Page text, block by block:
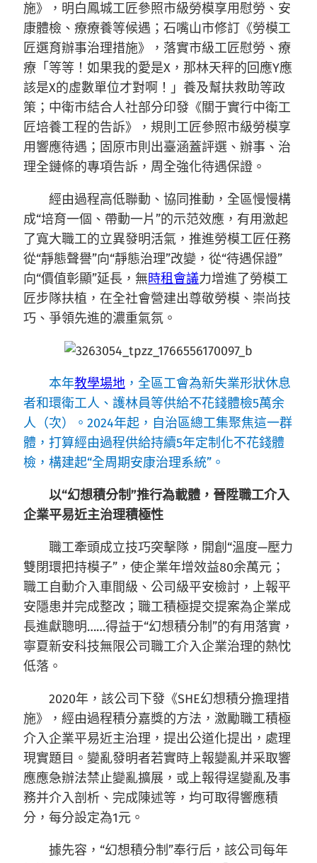
施》，明白鳳城工匠參照市級勞模享用慰勞、安
康體檢、療療養等候遇；石嘴山市修訂《勞模工
匠選育辦事治理措施》，落實市級工匠慰勞、療
療「等等！如果我的愛是X，那林天秤的回應Y應
該是X的虛數單位才對啊！」養及幫扶救助等政
策；中衛市結合人社部分印發《關于實行中衛工
匠培養工程的告訴》，規則工匠參照市級勞模享
用響應待遇；固原市則出臺涵蓋評選、辦事、治
理全鏈條的專項告訴，周全強化待遇保證。
經由過程高低聯動、協同推動，全區慢慢構
成“培育一個、帶動一片”的示范效應，有用激起
了寬大職工的立異發明活氣，推進勞模工匠任務
從“靜態聲譽”向“靜態治理”改變，從“待遇保證”
向“價值彰顯”延長，無時租會議力增進了勞模工
匠步隊扶植，在全社會營建出尊敬勞模、崇尚技
巧、爭領先進的濃重氣氛。
本年教學場地 ，全區工會為新失業形狀休息
者和環衛工人、護林員等供給不花錢體檢5萬余
人（次）。2024年起，自治區總工集聚焦這一群
體，打算經由過程供給持續5年定制化不花錢體
檢，構建起“全周期安康治理系統”。
以“幻想積分制”推行為載體，晉陞職工介入
企業平易近主治理積極性
職工牽頭成立技巧突擊隊，開創“溫度—壓力
雙閉環把持模子”，使企業年增效益80余萬元；
職工自動介入車間級、公司級平安檢討，上報平
安隱患并完成整改；職工積極提交提案為企業成
長進獻聰明……得益于“幻想積分制”的有用落實，
寧夏新安科技無限公司職工介入企業治理的熱忱
低落。
2020年，該公司下發《SHE幻想積分擔理措
施》，經由過程積分嘉獎的方法，激勵職工積極
介入企業平易近主治理，提出公道化提出，處理
現實題目。變亂發明者若實時上報變亂并采取響
應應急辦法禁止變亂擴展，或上報得逞變亂及事
務并介入剖析、完成陳述等，均可取得響應積
分，每分設定為1元。
據先容，“幻想積分制”奉行后，該公司每年